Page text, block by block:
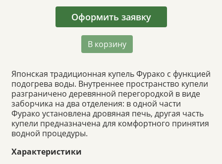
Оформить заявку
В корзину
Японская традиционная купель Фурако с функцией
подогрева воды. Внутреннее пространство купели
разграничено деревянной перегородкой в виде
заборчика на два отделения: в одной части
Фурако установлена дровяная печь, другая часть
купели предназначена для комфортного принятия
водной процедуры.
Характеристики